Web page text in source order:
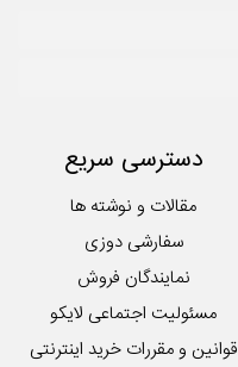
دسترسی سریع
مقالات و نوشته ها
سفارشی دوزی
نمایندگان فروش
مسئولیت اجتماعی لایکو
قوانین و مقررات خرید اینترنتی